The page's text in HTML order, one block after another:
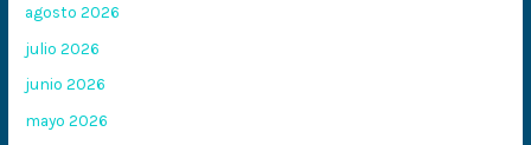
agosto 2026
julio 2026
junio 2026
mayo 2026